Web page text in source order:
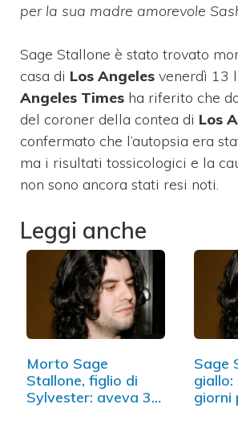
per la sua madre amorevole
Sage Stallone è stato trovato
casa di Los Angeles venerdì 13
Angeles Times ha riferito che
del coroner della contea di Los
confermato che l’autopsia era
ma i risultati tossicologici e la
non sono ancora stati resi noti.
Leggi anche
Morto Sage
Stallone, figlio di
Sylvester: aveva 36
Sage
giorni